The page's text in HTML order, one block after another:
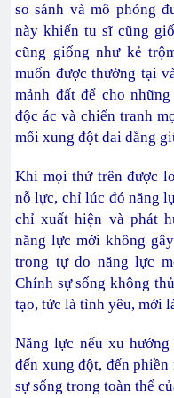
so sánh và mô phỏng
này khiến tu sĩ cũng
cũng giống như kẻ
muốn được thường tại
mảnh đất để cho
độc ác và chiến tranh
mối xung đột dai dẳng
Khi mọi thứ trên được
nỗ lực, chỉ lúc đó năng
chỉ xuất hiện và phát
năng lực mới không
trong tự do năng lực
Chính sự sống không
tạo, tức là tình yêu, mới
Năng lực nếu xu
đến xung đột, đến
sự sống trong toàn thể